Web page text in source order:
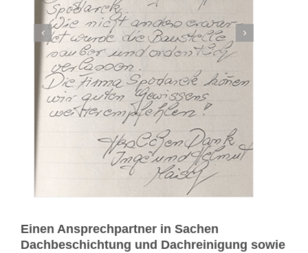
Einen Ansprechpartner in Sachen
Dachbeschichtung und Dachreinigung sowie